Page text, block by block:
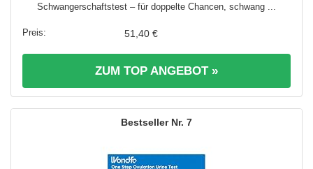
Schwangerschaftstest – für doppelte Chancen, schwang ...
51,40 €
ZUM TOP ANGEBOT »
7